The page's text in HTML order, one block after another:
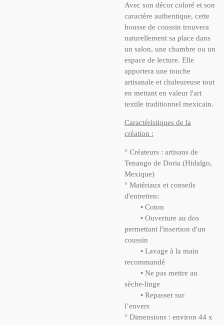
Avec son décor coloré et son
caractère authentique, cette
housse de coussin trouvera
naturellement sa place dans
un salon, une chambre ou un
espace de lecture. Elle
apportera une touche
artisanale et chaleureuse tout
en mettant en valeur l'art
textile traditionnel mexicain.
Caractéristiques de la
création :
° Créateurs : artisans de
Tenango de Doria (Hidalgo,
Mexique)
° Matériaux et conseils
d'entretien:
• Coton
• Ouverture au dos
permettant l'insertion d'un
coussin
• Lavage à la main
recommandé
• Ne pas mettre au
sèche-linge
• Repasser sur
l’envers
° Dimensions : environ 44 x